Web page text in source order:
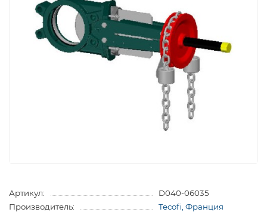
Артикул:
D040-06035
Производитель:
Tecofi, Франция